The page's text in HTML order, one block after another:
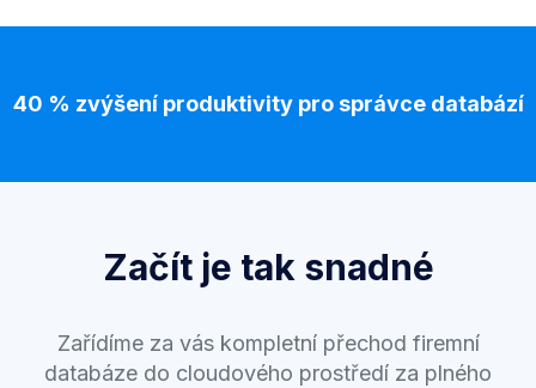
40 % zvýšení produktivity pro správce databází
Začít je tak snadné
Zařídíme za vás kompletní přechod firemní
databáze do cloudového prostředí za plného